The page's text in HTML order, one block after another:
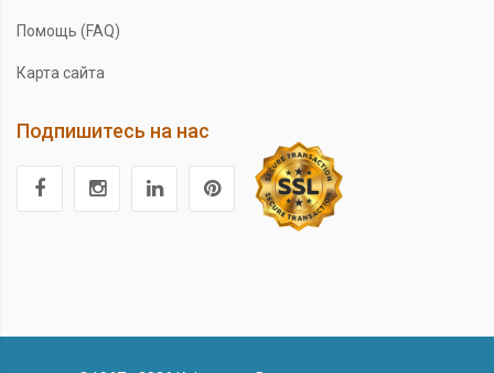
Помощь (FAQ)
Карта сайта
Подпишитесь на нас